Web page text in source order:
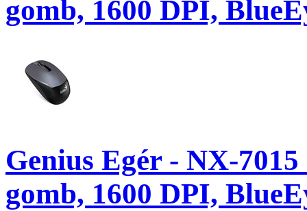
gomb, 1600 DPI,
Genius Egér - NX-
gomb, 1600 DPI,